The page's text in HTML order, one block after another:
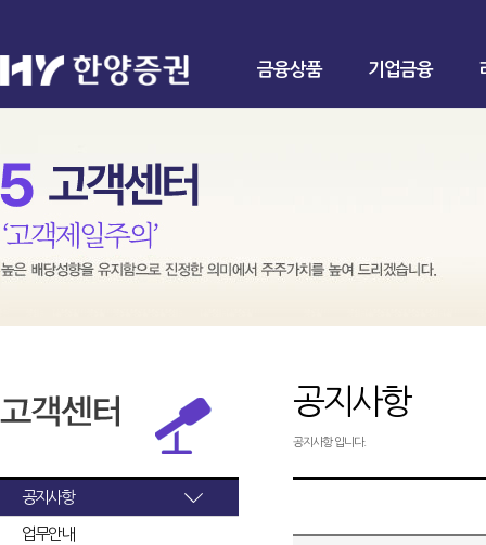
금융상품 기업금융
공지사항
업무안내
공지사항
공지사항 입니다.